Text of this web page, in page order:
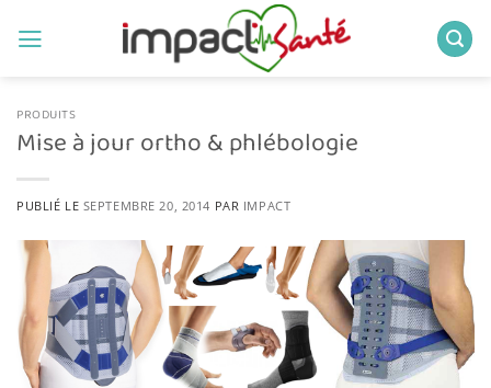
au
PRODUITS
Mise à jour ortho & phlébologie
PUBLIÉ LE SEPTEMBRE 20, 2014 PAR IMPACT